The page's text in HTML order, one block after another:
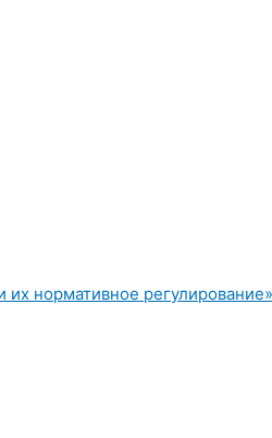
их нормативное